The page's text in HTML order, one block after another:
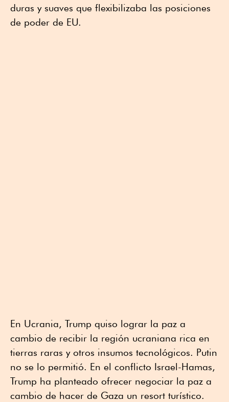
duras y suaves que flexibilizaba las posiciones
de poder de EU.
En Ucrania, Trump quiso lograr la paz a
cambio de recibir la región ucraniana rica en
tierras raras y otros insumos tecnológicos. Putin
no se lo permitió. En el conflicto Israel-Hamas,
Trump ha planteado ofrecer negociar la paz a
cambio de hacer de Gaza un resort turístico.